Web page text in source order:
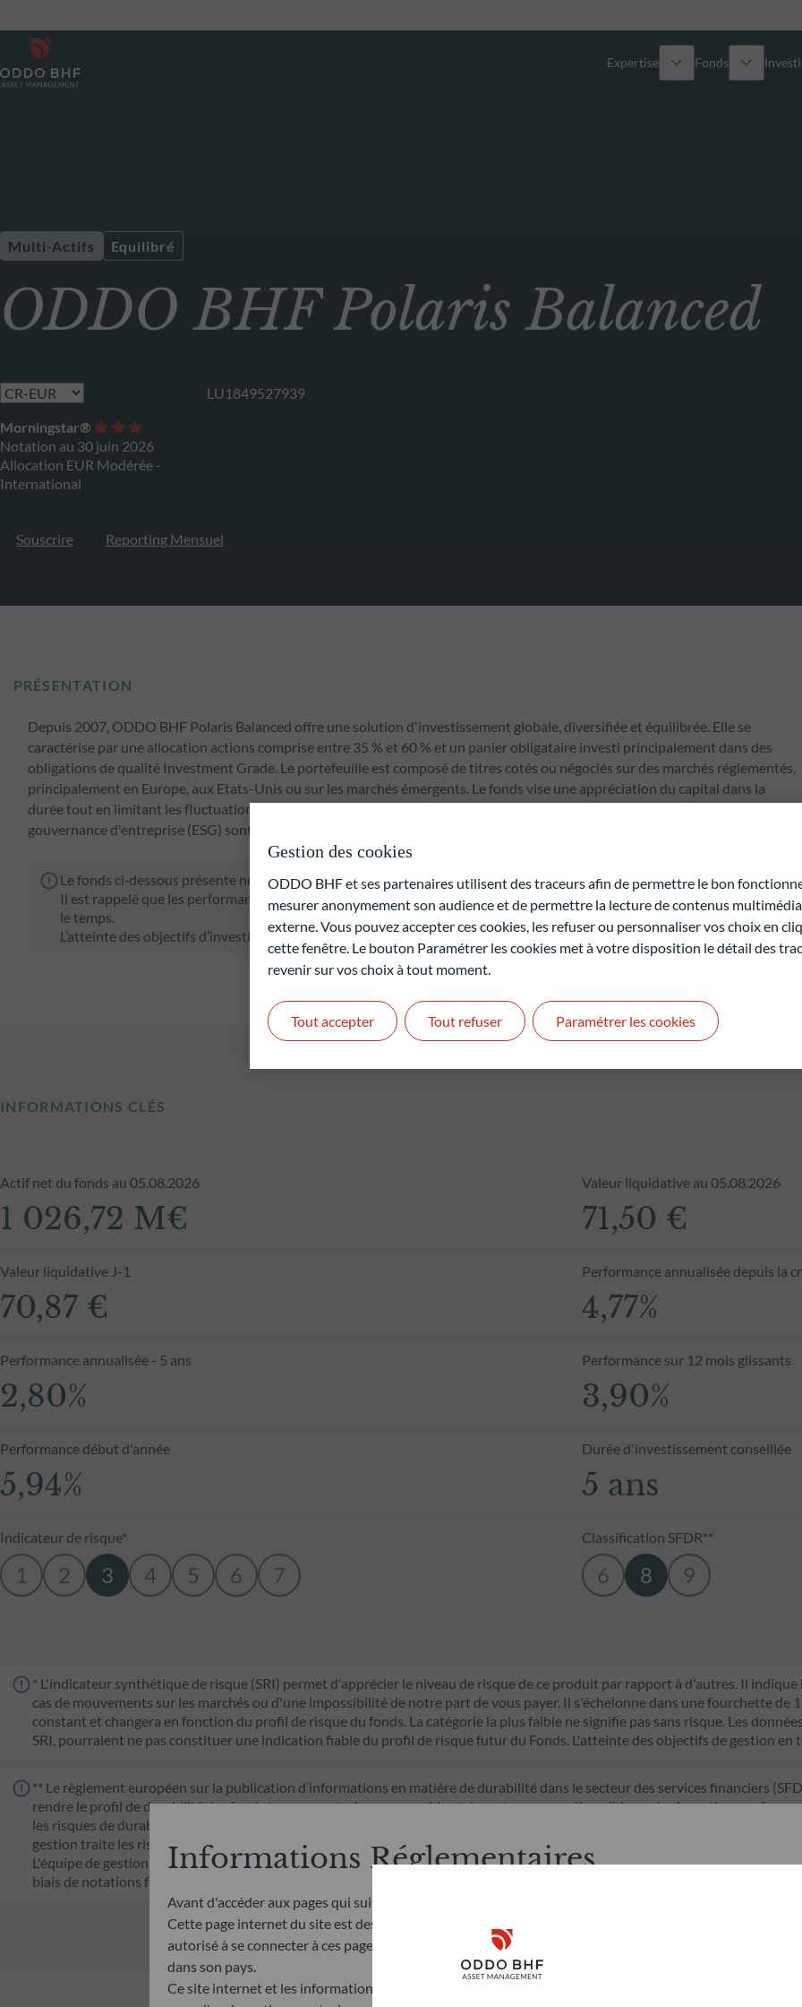
Disclaimer
Expertise
Multi-Actifs
Fonds
ODDO BHF Polaris Balanced
Multi-Actifs Equilibré
LU1849527939
Morningstar®
Notation au 30 juin 2026
Allocation EUR Modérée -
International
Souscrire Reporting Mensuel
PRÉSENTATION
Depuis 2007, ODDO BHF Polaris Balanced offre une solution d'investissement globale, diversifiée et équilibrée. Elle se
caractérise par une allocation actions comprise entre 35 % et 60 % et un panier obligataire investi principalement dans des
obligations de qualité Investment Grade. Le portefeuille est composé de titres cotés ou négociés sur des marchés réglementés,
principalement en Europe, aux Etats-Unis ou sur les marchés émergents. Le fonds vise une appréciation du capital dans la
durée tout en limitant les fluctuations de marché. Dans le même temps, les critères environnementaux, sociaux et de
gouvernance d'entreprise (ESG) sont pleinement pris en compte dans le processus d'investissement.
Le fonds ci‑dessous présente notamment un risque de perte en capital.
Il est rappelé que les performances passées ne préjugent pas des performances futures et ne sont pas constantes dans
le temps.
L’atteinte des objectifs d’investissement ne peut être garantie.
INFORMATIONS CLÉS
Actif net du fonds au 05.08.2026
1 026,72 M€
Valeur liquidative au 05.08.2026
71,50 €
Valeur liquidative J-1
70,87 €
Performance annualisée depuis la
4,77%
Performance annualisée - 5 ans
2,80%
Performance sur 12 mois glissants
3,90%
Performance début d'année
5,94%
Durée d'investissement conseillée
5 ans
Indicateur de risque*
1 2 3 4 5 6 7
Classification SFDR**
6 8 9
* L'indicateur synthétique de risque (SRI) permet d'apprécier le niveau de risque de ce produit par rapport à d'autres. Il
cas de mouvements sur les marchés ou d'une impossibilité de notre part de vous payer. Il s'échelonne dans une fourchette de
constant et changera en fonction du profil de risque du fonds. La catégorie la plus faible ne signifie pas sans risque. Les
SRI, pourraient ne pas constituer une indication fiable du profil de risque futur du Fonds. L'atteinte des objectifs de gestion en
** Le règlement européen sur la publication d’informations en matière de durabilité dans le secteur des services financiers
rendre le profil de durabilité des fonds transparent, plus comparable et davantage compréhensible par les investisseurs
les risques de durabilité ou les effets négatifs des décisions d'investissement sur les facteurs de durabilité dans le processus
gestion traite les risques de durabilité en intégrant des critères ESG (Environnement et/ou Social et/ou Gouvernance) dans
L'équipe de gestion suit un objectif d'investissement durable strict qui contribue de manière significative aux défis de la
biais de notations fournies par le fournisseur externe de données ESG de la société de gestion
Informations Réglementaires
Avant d'accéder aux pages qui suivent, merci de bien vouloir prendre connaissance des informations
Cette page internet du site est destinée aux résidents Luxembourgeois. Il appartient à l’investisseur de
autorisé à se connecter à ces pages et à utiliser et consulter les informations et services présentés sur le
dans son pays.
Ce site internet et les informations qu’il présente a été réalisé dans un but d’information uniquement et
Gestion des cookies
ODDO BHF et ses partenaires utilisent des traceurs afin de permettre le bon
mesurer anonymement son audience et de permettre la lecture de contenus
externe. Vous pouvez accepter ces cookies, les refuser ou personnaliser vos choix en
cette fenêtre. Le bouton Paramétrer les cookies met à votre disposition le détail des
revenir sur vos choix à tout moment.
Tout refuser
Tout accepter Paramétrer les cookies